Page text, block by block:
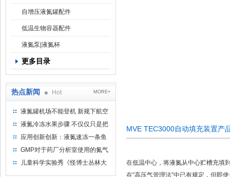
自增压液氮罐配件
低温生物容器配件
液氮泵|液氮杯
更多目录
热点新闻 Hot MORE+
液氮罐机场不能登机 新规下航空
运输罐能否上飞机
液氮冷冻水果步骤 不仅仅只是把
水果扔到液氮中
应用创新创新：液氮速冻一条鱼
只需15分钟 保持活鲜一整年
GMP对于药厂分析室使用的氮气
钢瓶存放标准
儿童科学实验秀《怪博士丛林大
MVE TEC3000自动填充装置产
在低温中心，将液氮从中心贮槽充填
在“高压气管理法”中已有规定，但即